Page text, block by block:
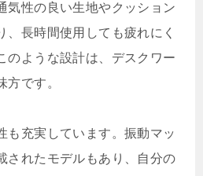
気性の良い生地やクッション
、長時間使用しても疲れにく
のような設計は、デスクワー
方です。
も充実しています。振動マッ
されたモデルもあり、自分の